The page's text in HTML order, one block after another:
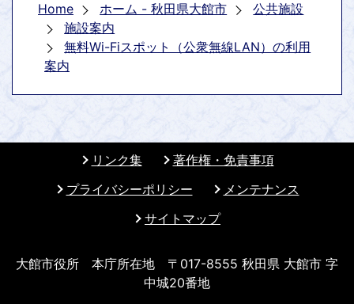
Home ホーム - 秋田県大館市
公共施設
施設案内
無料Wi-Fiスポット（公衆無線LAN）の利用
案内
リンク集
著作権・免責事項
プライバシーポリシー
メンテナンス
サイトマップ
大館市役所 本庁所在地 〒017-8555 秋田県 大館市 字
中城20番地